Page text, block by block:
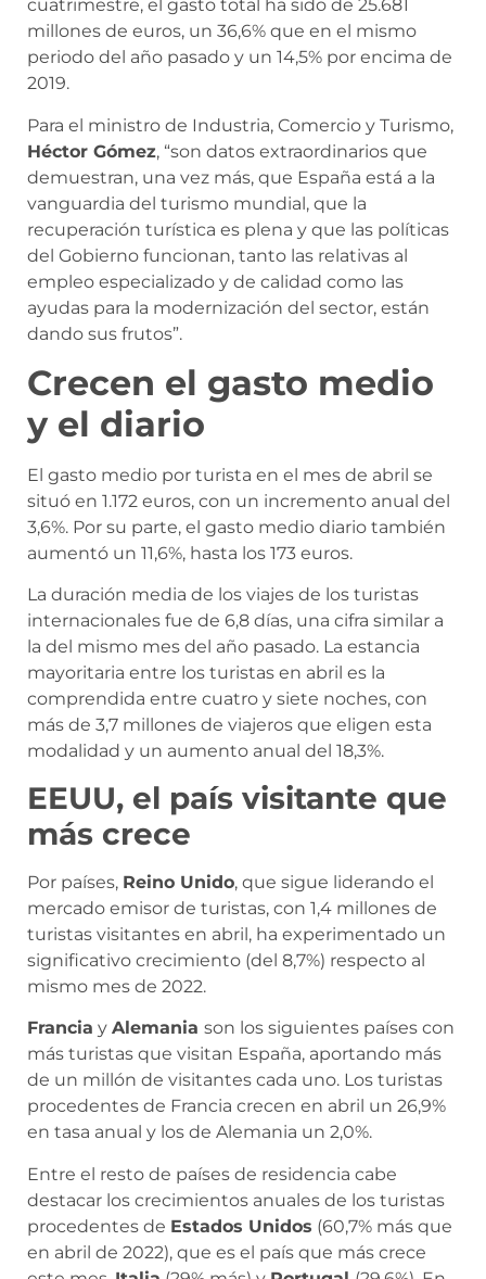
cuatrimestre, el gasto total ha sido de 25.681
millones de euros, un 36,6% que en el mismo
periodo del año pasado y un 14,5% por encima de
2019.
Para el ministro de Industria, Comercio y Turismo,
Héctor Gómez, “son datos extraordinarios que
demuestran, una vez más, que España está a la
vanguardia del turismo mundial, que la
recuperación turística es plena y que las políticas
del Gobierno funcionan, tanto las relativas al
empleo especializado y de calidad como las
ayudas para la modernización del sector, están
dando sus frutos”.
Crecen el gasto medio
y el diario
El gasto medio por turista en el mes de abril se
situó en 1.172 euros, con un incremento anual del
3,6%. Por su parte, el gasto medio diario también
aumentó un 11,6%, hasta los 173 euros.
La duración media de los viajes de los turistas
internacionales fue de 6,8 días, una cifra similar a
la del mismo mes del año pasado. La estancia
mayoritaria entre los turistas en abril es la
comprendida entre cuatro y siete noches, con
más de 3,7 millones de viajeros que eligen esta
modalidad y un aumento anual del 18,3%.
EEUU, el país visitante que
más crece
Por países, Reino Unido, que sigue liderando el
mercado emisor de turistas, con 1,4 millones de
turistas visitantes en abril, ha experimentado un
significativo crecimiento (del 8,7%) respecto al
mismo mes de 2022.
Francia y Alemania son los siguientes países con
más turistas que visitan España, aportando más
de un millón de visitantes cada uno. Los turistas
procedentes de Francia crecen en abril un 26,9%
en tasa anual y los de Alemania un 2,0%.
Entre el resto de países de residencia cabe
destacar los crecimientos anuales de los turistas
procedentes de Estados Unidos (60,7% más que
en abril de 2022), que es el país que más crece